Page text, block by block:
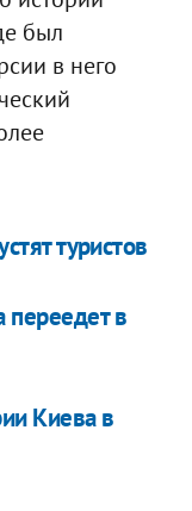
был
в него
туристов
переедет в
Киева в